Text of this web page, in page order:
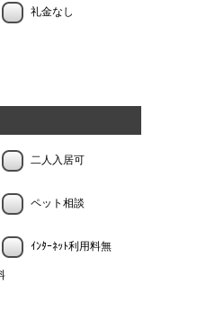
礼金なし
二人入居可
ペット相談
ｲﾝﾀｰﾈｯﾄ利用料無